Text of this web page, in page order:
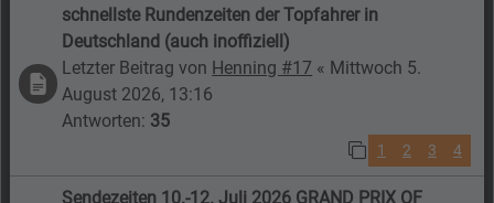
schnellste Rundenzeiten der Topfahrer in
Deutschland (auch inoffiziell)
Letzter Beitrag von Henning #17 « Mittwoch 5.
August 2026, 13:16
Antworten: 35
1 2 3 4
Sendezeiten 10.-12. Juli 2026 GRAND PRIX OF